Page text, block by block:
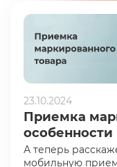
23.10.2024
Приемка
А теперь
мобильную